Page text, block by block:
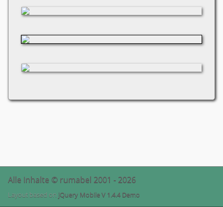
Alle Inhalte © rumabel 2001 - 2026
Layout based on jQuery Mobile V 1.4.4 Demo